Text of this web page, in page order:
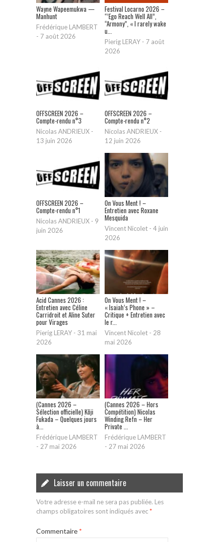
Wayne Wapeemukwa —
Manhunt
Frédérique LAMBERT
- 7 août 2026
Festival Locarno 2026 –
“’Ego Reach Well All”,
“Armony”, « I rarely wake
u...
Pierig LERAY - 7 août
2026
OFFSCREEN 2026 –
Compte-rendu n°3
Nicolas ANDRIEUX -
13 juin 2026
OFFSCREEN 2026 –
Compte-rendu n°2
Nicolas ANDRIEUX -
12 juin 2026
OFFSCREEN 2026 –
Compte-rendu n°1
Nicolas ANDRIEUX - 9
juin 2026
On Vous Ment ! –
Entretien avec Roxane
Mesquida
Vincent Nicolet - 4 juin
2026
Acid Cannes 2026 :
Entretien avec Céline
Carridroit et Aline Suter
pour Virages
Pierig LERAY - 31 mai
2026
On Vous Ment ! –
« Isaiah’s Phone » –
Critique + Entretien avec
le r...
Vincent Nicolet - 28
mai 2026
(Cannes 2026 –
Sélection officielle) Kôji
Fukada – Quelques jours
à...
Frédérique LAMBERT
- 27 mai 2026
(Cannes 2026 – Hors
Compétition) Nicolas
Winding Refn – Her
Private ...
Frédérique LAMBERT
- 27 mai 2026
Laisser un commentaire
Votre adresse e-mail ne sera pas publiée. Les
champs obligatoires sont indiqués avec*
Commentaire*